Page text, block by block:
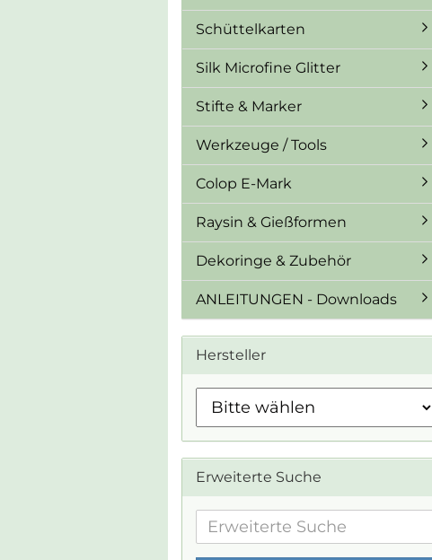
Schüttelkarten
Silk Microfine Glitter
Stifte & Marker
Werkzeuge / Tools
Colop E-Mark
Raysin & Gießformen
Dekoringe & Zubehör
ANLEITUNGEN - Downloads
Hersteller
Erweiterte Suche
Erweiterte
Suche